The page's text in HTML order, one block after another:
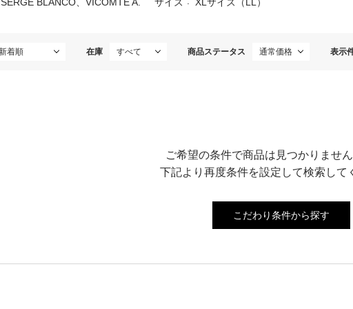
在庫 商品ステータス 表示
ご希望の条件で商品は見つかりませ
下記より再度条件を設定して検索して
こだわり条件から探す